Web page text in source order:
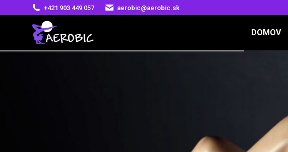
+421 903 449 057 aerobic@aerobic.sk
DOMOV